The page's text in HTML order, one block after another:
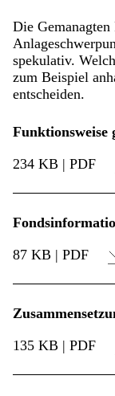
Die
spekulativ.
zum Beispiel
entscheiden.
Funktionsweise
234 KB | PDF
87 KB | PDF
135 KB | PDF